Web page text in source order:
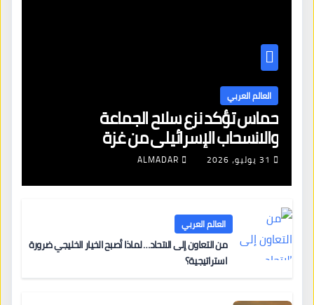
العالم العربي
حماس تؤكد نزع سلاح الجماعة
والانسحاب الإسرائيلي من غزة
31 يوليو، 2026 ALMADAR
العالم العربي
من التعاون إلى الاتحاد… لماذا أصبح الخيار الخليجي ضرورة
استراتيجية؟